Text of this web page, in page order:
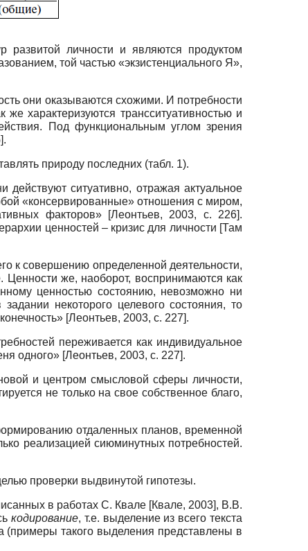
личности и являются продуктом
той частью «экзистенциального Я»,
они оказываются схожими. И потребности
характеризуются трансситуативностью и
Под функциональным углом зрения
природу последних (табл. 1).
ситуативно, отражая актуальное
«консервированные» отношения с миром,
факторов» [Леонтьев, 2003, с. 226].
ценностей – кризис для личности [Там
к совершению определенной деятельности,
Ценности же, наоборот, воспринимаются как
ценностью состоянию, невозможно ни
некоторого целевого состояния, то
[Леонтьев, 2003, с. 227].
переживается как индивидуальное
одного» [Леонтьев, 2003, с. 227].
и центром смысловой сферы личности,
не только на свое собственное благо,
отдаленных планов, временной
реализацией сиюминутных потребностей.
проверки выдвинутой гипотезы.
в работах С. Квале [Квале, 2003], В.В.
кодирование, т.е. выделение из всего текста
такого выделения представлены в